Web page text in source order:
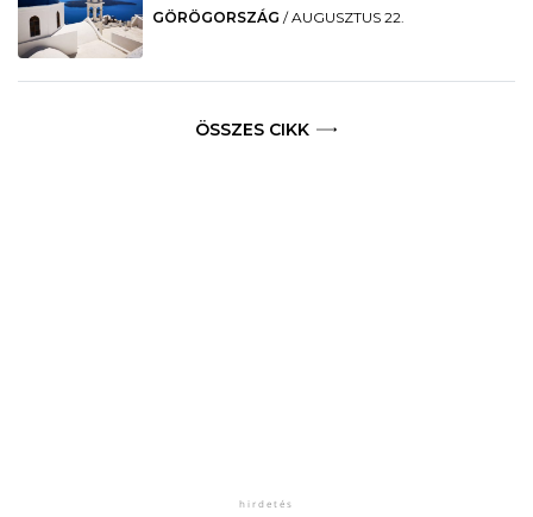
GÖRÖGORSZÁG /AUGUSZTUS 22.
ÖSSZES CIKK